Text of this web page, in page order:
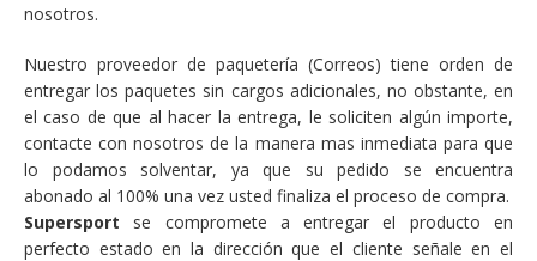
nosotros.
Nuestro proveedor de paquetería (Correos) tiene orden de
entregar los paquetes sin cargos adicionales, no obstante, en
el caso de que al hacer la entrega, le soliciten algún importe,
contacte con nosotros de la manera mas inmediata para que
lo podamos solventar, ya que su pedido se encuentra
abonado al 100% una vez usted finaliza el proceso de compra.
Supersport se compromete a entregar el producto en
perfecto estado en la dirección que el cliente señale en el